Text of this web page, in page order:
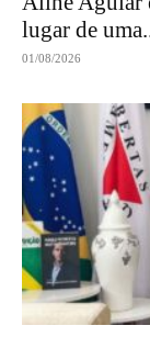
lugar de
01/08/2026